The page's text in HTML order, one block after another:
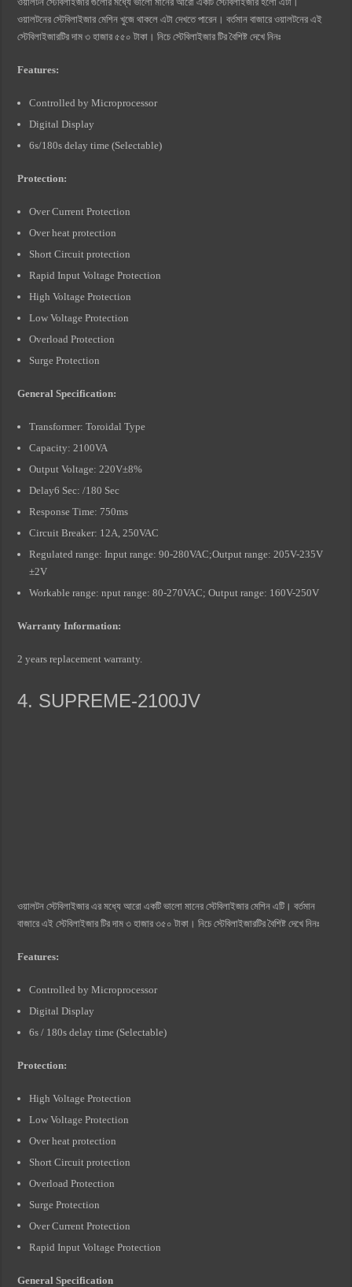
ওয়ালটনের স্টেবিলাইজার মেশিন খুজে থাকলে এটা দেখতে পারেন। বর্তমান বাজারে ওয়ালটনের এই
স্টেবিলাইজারটির দাম ৩ হাজার ৫৫০ টাকা। নিচে স্টেবিলাইজার টির বৈশিষ্ট দেখে নিনঃ
Features:
Controlled by Microprocessor
Digital Display
6s/180s delay time (Selectable)
Protection:
Over Current Protection
Over heat protection
Short Circuit protection
Rapid Input Voltage Protection
High Voltage Protection
Low Voltage Protection
Overload Protection
Surge Protection
General Specification:
Transformer: Toroidal Type
Capacity: 2100VA
Output Voltage: 220V±8%
Delay6 Sec: /180 Sec
Response Time: 750ms
Circuit Breaker: 12A, 250VAC
Regulated range: Input range: 90-280VAC;Output range: 205V-235V
±2V
Workable range: nput range: 80-270VAC; Output range: 160V-250V
Warranty Information:
2 years replacement warranty.
4. SUPREME-2100JV
ওয়ালটন স্টেবিলাইজার এর মধ্যে আরো একটি ভালো মানের স্টেবিলাইজার মেশিন এটি। বর্তমান
বাজারে এই স্টেবিলাইজার টির দাম ৩ হাজার ৩৫০ টাকা। নিচে স্টেবিলাইজারটির বৈশিষ্ট দেখে নিনঃ
Features:
Controlled by Microprocessor
Digital Display
6s / 180s delay time (Selectable)
Protection:
High Voltage Protection
Low Voltage Protection
Over heat protection
Short Circuit protection
Overload Protection
Surge Protection
Over Current Protection
Rapid Input Voltage Protection
General Specification